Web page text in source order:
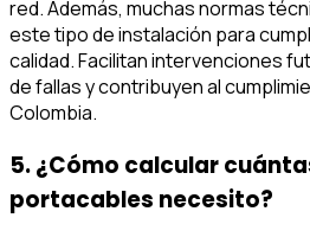
red. Además, muchas normas
este tipo de instalación para
calidad. Facilitan intervenciones
de fallas y contribuyen al
Colombia.
5. ¿Cómo calcular
portacables necesito?